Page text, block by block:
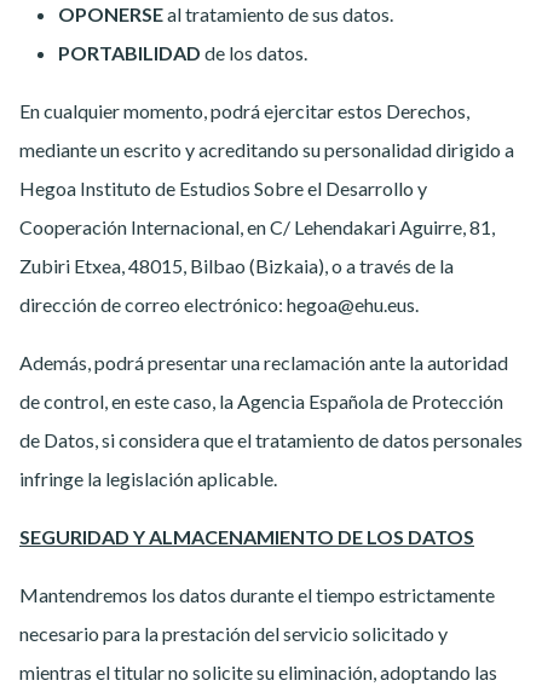
OPONERSEal tratamiento de sus datos.
PORTABILIDAD de los datos.
En cualquier momento, podrá ejercitar estos Derechos,
mediante un escrito y acreditando su personalidad dirigido a
Hegoa Instituto de Estudios Sobre el Desarrollo y
Cooperación Internacional, en C/ Lehendakari Aguirre, 81,
Zubiri Etxea, 48015, Bilbao (Bizkaia), o a través de la
dirección de correo electrónico: hegoa@ehu.eus.
Además, podrá presentar una reclamación ante la autoridad
de control, en este caso, la Agencia Española de Protección
de Datos, si considera que el tratamiento de datos personales
infringe la legislación aplicable.
SEGURIDAD Y ALMACENAMIENTO DE LOS DATOS
Mantendremos los datos durante el tiempo estrictamente
necesario para la prestación del servicio solicitado y
mientras el titular no solicite su eliminación, adoptando las